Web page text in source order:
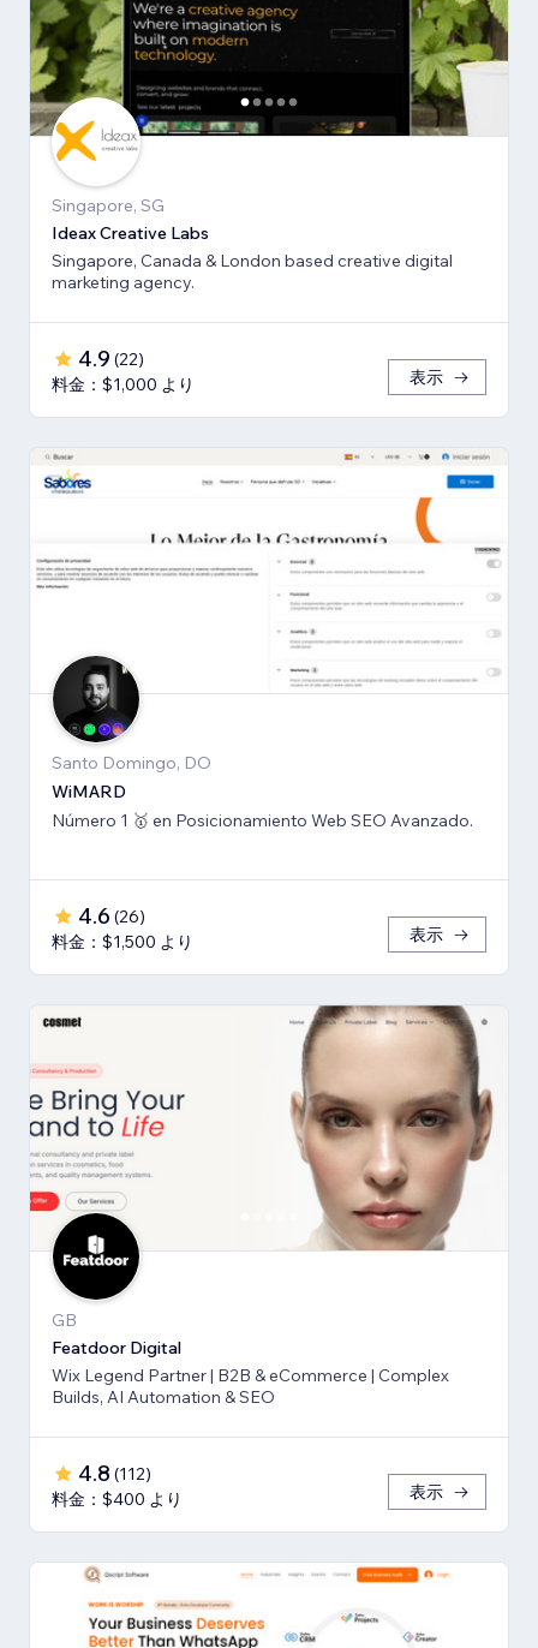
Singapore, SG
Ideax Creative Labs
Singapore, Canada & London based creative digital
marketing agency.
4.9 (22)
料金：$1,000 より
表示
Santo Domingo, DO
WiMARD
Número 1 🥇 en Posicionamiento Web SEO Avanzado.
4.6 (26)
料金：$1,500 より
表示
GB
Featdoor Digital
Wix Legend Partner | B2B & eCommerce | Complex
Builds, AI Automation & SEO
4.8 (112)
料金：$400 より
表示